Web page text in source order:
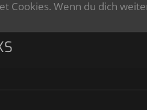
Cookies. Wenn du dich